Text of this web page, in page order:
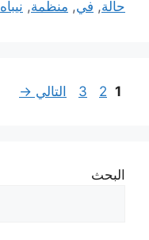
حالة, في, منظمة, نيباه
Page
1
Page
2
Page
3 التالي →
البحث